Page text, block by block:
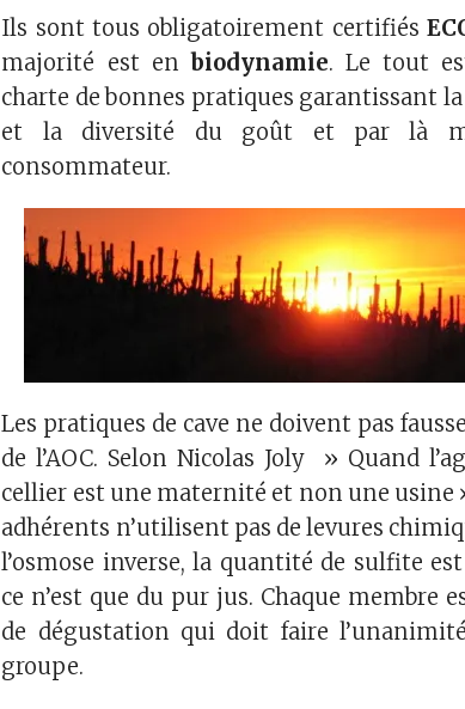
Ils sont tous obligatoirement certifiés
majorité est enbiodynamie. Le tout
charte de bonnes pratiques garantissant
et la diversité du goût et par là
consommateur.
Les pratiques de cave ne doivent pas
de l’AOC. Selon Nicolas Joly » Quand
cellier est une maternité et non une usine
adhérents n’utilisent pas de levures
l’osmose inverse, la quantité de sulfite
ce n’est que du pur jus. Chaque membre
de dégustation qui doit faire
groupe.